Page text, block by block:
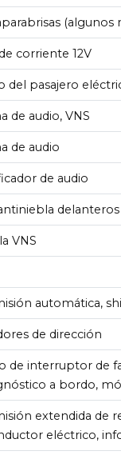
(algunos
corriente 12V
del pasajero
de audio, VNS
de audio
de audio
delanteros
VNS
automática,
de dirección
de interruptor de
a bordo,
extendida de
eléctrico,